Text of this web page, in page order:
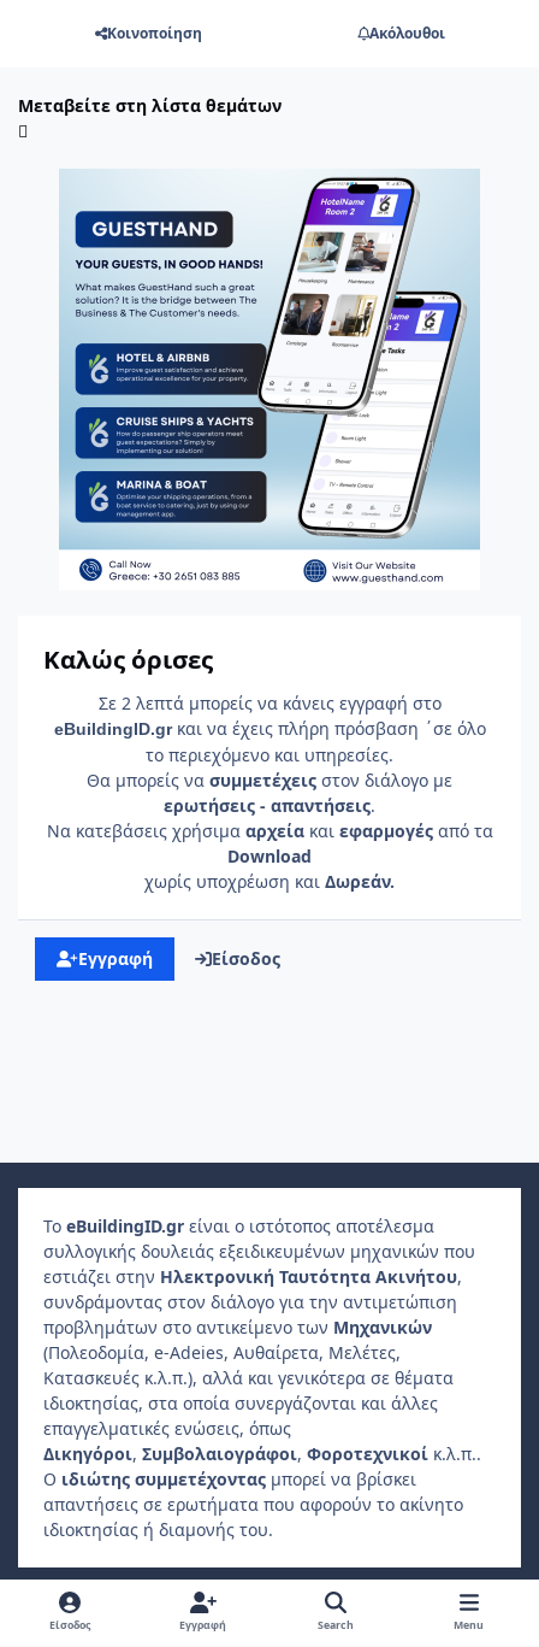
Κοινοποίηση Ακόλουθοι
Μεταβείτε στη λίστα θεμάτων
Καλώς όρισες
Σε 2 λεπτά μπορείς να κάνεις εγγραφή στο
eBuildingID.gr και να έχεις πλήρη πρόσβαση ΄σε όλο
το περιεχόμενο και υπηρεσίες.
Θα μπορείς να συμμετέχεις στον διάλογο με
ερωτήσεις - απαντήσεις.
Να κατεβάσεις χρήσιμα αρχείακαι εφαρμογέςαπό τα
Download
χωρίς υποχρέωση και Δωρεάν.
Εγγραφή Είσοδος
Το eBuildingID.gr είναι ο ιστότοπος αποτέλεσμα
συλλογικής δουλειάς εξειδικευμένων μηχανικών που
εστιάζει στην Ηλεκτρονική Ταυτότητα Ακινήτου,
συνδράμοντας στον διάλογο για την αντιμετώπιση
προβλημάτων στο αντικείμενο των Μηχανικών
(Πολεοδομία, e-Adeies, Αυθαίρετα, Μελέτες,
Κατασκευές κ.λ.π.), αλλά και γενικότερα σε θέματα
ιδιοκτησίας, στα οποία συνεργάζονται και άλλες
επαγγελματικές ενώσεις, όπως
Δικηγόροι, Συμβολαιογράφοι, Φοροτεχνικοί κ.λ.π..
Ο ιδιώτης συμμετέχοντας μπορεί να βρίσκει
απαντήσεις σε ερωτήματα που αφορούν το ακίνητο
ιδιοκτησίας ή διαμονής του.
Light ModeDark ModeSystem Preference
f
Είσοδος Εγγραφή Search Menu